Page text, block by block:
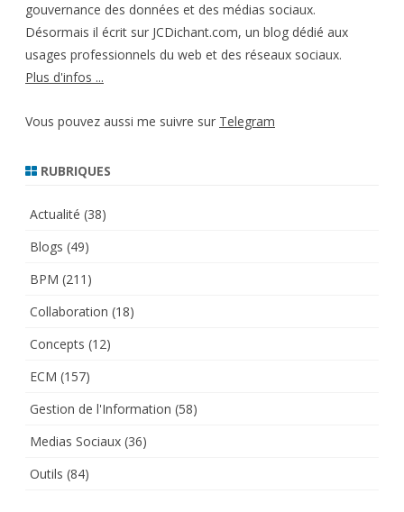
gouvernance des données et des médias sociaux.
Désormais il écrit sur JCDichant.com, un blog dédié aux
usages professionnels du web et des réseaux sociaux.
Plus d'infos ...
Vous pouvez aussi me suivre sur Telegram
RUBRIQUES
Actualité (38)
Blogs (49)
BPM (211)
Collaboration (18)
Concepts (12)
ECM (157)
Gestion de l'Information (58)
Medias Sociaux (36)
Outils (84)